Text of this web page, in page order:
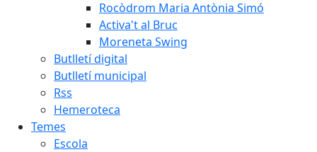
Rocòdrom Maria Antònia Simó
Activa't al Bruc
Moreneta Swing
Butlletí digital
Butlletí municipal
Rss
Hemeroteca
Temes
Escola